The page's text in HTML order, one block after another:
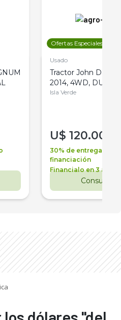
Ofertas Especiales
Usado
Tractor John Deere
2014, 4WD, DUAL
Isla Verde
U$ 120.000
30% de entrega +
financiación
Financialo en 3 años
Consultar